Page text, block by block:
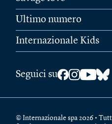
Ultimo numero
Internazionale Kids
Seguici su
© Internazionale spa 2026 •